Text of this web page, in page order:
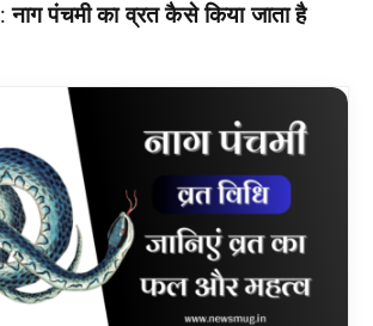
नाग पंचमी का व्रत कैसे किया जाता है